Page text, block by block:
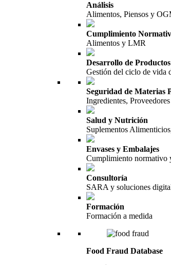
Análisis
Alimentos, Piensos y
Cumplimiento
Alimentos y LMR
Desarrollo de Productos
Gestión del ciclo de vida
Seguridad de Materias
Ingredientes,
Salud y Nutrición
Suplementos
Envases y Embalajes
Cumplimiento normativo
Consultoría
SARA y soluciones
Formación
Formación a medida
Food Fraud Database